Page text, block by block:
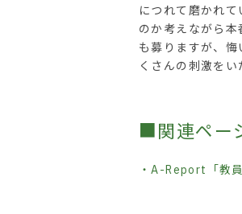
につれて磨かれ
のか考えながら
も募りますが、
くさんの刺激を
■関連ペー
・A-Report「教